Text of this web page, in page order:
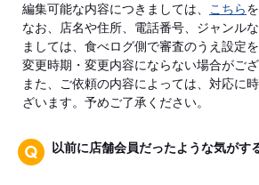
編集可能な内容につきましては、 こちら
なお、店名や住所、電話番号、ジャンル
ましては、食べログ側で審査のうえ設定
変更時期・変更内容にならない場合がござ
また、ご依頼の内容によっては、対応に
ざいます。予めご了承ください。
以前に店舗会員だったような気がす